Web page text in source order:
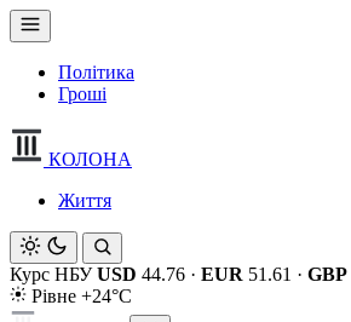
Політика
Гроші
КОЛОНА
Життя
Курс НБУ USD 44.76 · EUR 51.61 · GBP
Рівне +24°C